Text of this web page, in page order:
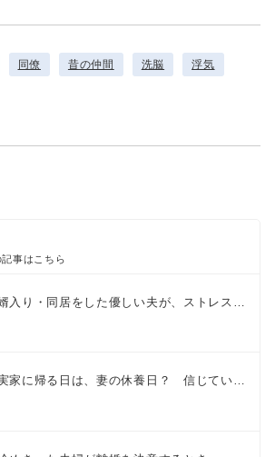
同僚 昔の仲間 洗脳 浮気
事はこちら
入り・同居をした優しい夫が、ストレス…
家に帰る日は、妻の休養日？ 信じてい…